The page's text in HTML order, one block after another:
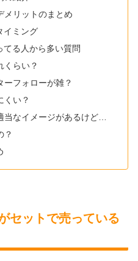
メリットのまとめ
イミング
る人から多い質問
くらい？
ーフォローが雑？
くい？
当なイメージがあるけど…
？
セットで売っている